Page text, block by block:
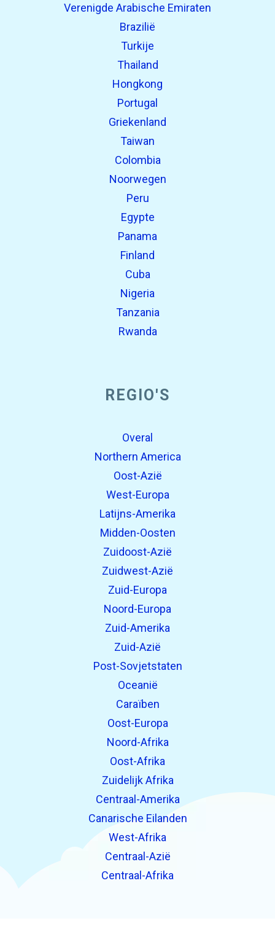
Verenigde Arabische Emiraten
Brazilië
Turkije
Thailand
Hongkong
Portugal
Griekenland
Taiwan
Colombia
Noorwegen
Peru
Egypte
Panama
Finland
Cuba
Nigeria
Tanzania
Rwanda
REGIO'S
Overal
Northern America
Oost-Azië
West-Europa
Latijns-Amerika
Midden-Oosten
Zuidoost-Azië
Zuidwest-Azië
Zuid-Europa
Noord-Europa
Zuid-Amerika
Zuid-Azië
Post-Sovjetstaten
Oceanië
Caraïben
Oost-Europa
Noord-Afrika
Oost-Afrika
Zuidelijk Afrika
Centraal-Amerika
Canarische Eilanden
West-Afrika
Centraal-Azië
Centraal-Afrika